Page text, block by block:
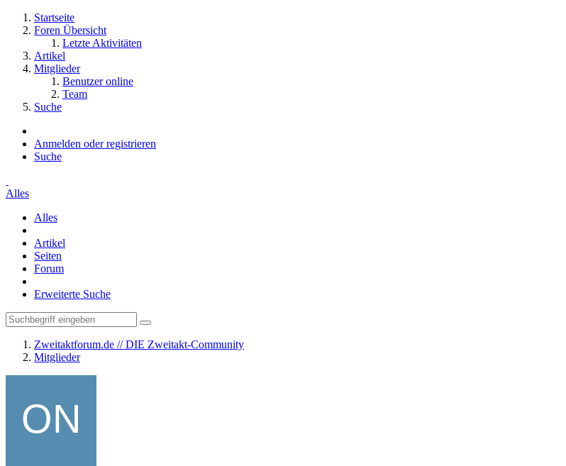
Startseite
Foren Übersicht
Letzte Aktivitäten
Artikel
Mitglieder
Benutzer online
Team
Suche
Anmelden oder registrieren
Suche
Alles
Alles
Artikel
Seiten
Forum
Erweiterte Suche
Zweitaktforum.de // DIE Zweitakt-Community
Mitglieder